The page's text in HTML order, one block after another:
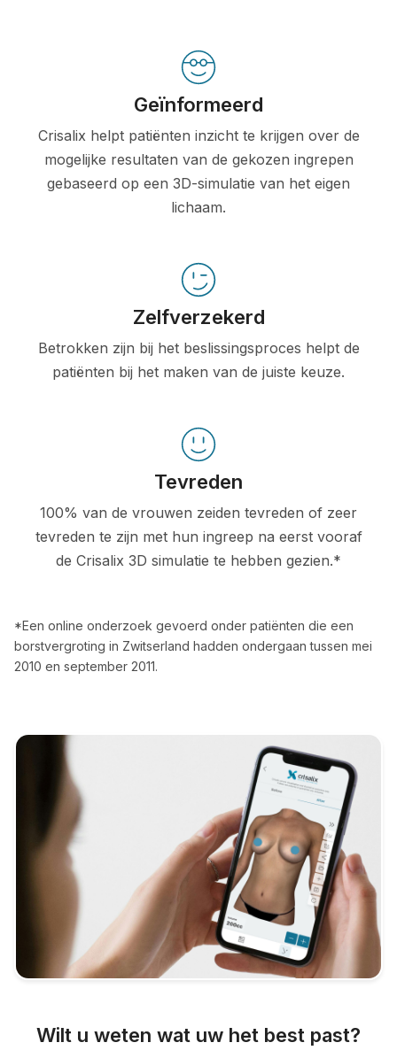
Geïnformeerd
Crisalix helpt patiënten inzicht te krijgen over de
mogelijke resultaten van de gekozen ingrepen
gebaseerd op een 3D-simulatie van het eigen
lichaam.
Zelfverzekerd
Betrokken zijn bij het beslissingsproces helpt de
patiënten bij het maken van de juiste keuze.
Tevreden
100% van de vrouwen zeiden tevreden of zeer
tevreden te zijn met hun ingreep na eerst vooraf
de Crisalix 3D simulatie te hebben gezien.*
*Een online onderzoek gevoerd onder patiënten die een
borstvergroting in Zwitserland hadden ondergaan tussen mei
2010 en september 2011.
Wilt u weten wat uw het best past?